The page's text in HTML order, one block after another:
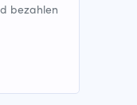
bezahlen